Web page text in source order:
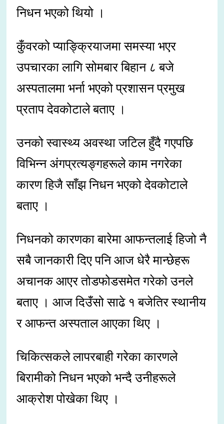
निधन भएको थियो ।
कुँवरको प्याङ्क्रियाजमा समस्या भएर
उपचारका लागि सोमबार बिहान ८ बजे
अस्पतालमा भर्ना भएको प्रशासन प्रमुख
प्रताप देवकोटाले बताए ।
उनको स्वास्थ्य अवस्था जटिल हुँदै गएपछि
विभिन्न अंगप्रत्यङ्गहरूले काम नगरेका
कारण हिजै साँझ निधन भएको देवकोटाले
बताए ।
निधनको कारणका बारेमा आफन्तलाई हिजो नै
सबै जानकारी दिए पनि आज धेरै मान्छेहरू
अचानक आएर तोडफोडसमेत गरेको उनले
बताए । आज दिउँसो साढे १ बजेतिर स्थानीय
र आफन्त अस्पताल आएका थिए ।
चिकित्सकले लापरबाही गरेका कारणले
बिरामीको निधन भएको भन्दै उनीहरूले
आक्रोश पोखेका थिए ।